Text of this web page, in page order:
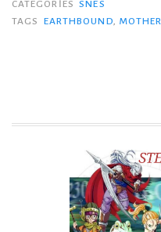
CATEGORIES SNES
TAGS
EARTHBOUND MOTHER